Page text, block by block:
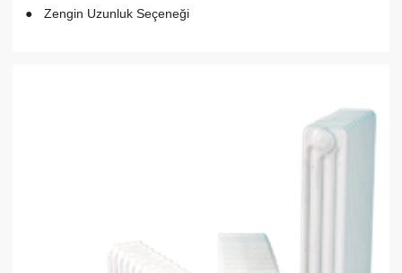
Zengin Uzunluk Seçeneği